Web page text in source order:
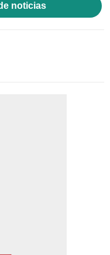
noticias